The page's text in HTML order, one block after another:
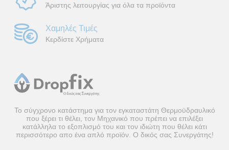
Άριστης λειτουργίας για όλα τα προϊόντα
Χαμηλές Τιμές
Κερδίστε Χρήματα
Το σύγχρονο κατάστημα για τον εγκαταστάτη Θερμοϋδραυλικό
που ξέρει τι θέλει, τον Μηχανικό που πρέπει να επιλέξει
κατάλληλα το εξοπλισμό του και τον ιδιώτη που θέλει κάτι
περισσότερο απο ένα απλό προϊόν. Ο δικός σας Συνεργάτης!